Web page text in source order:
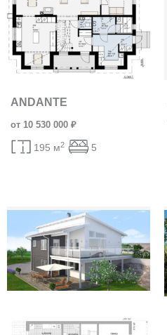
ANDANTE
от 10 530 000 ₽
195 м2 5